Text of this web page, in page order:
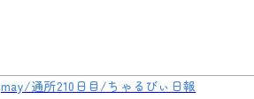
may/通所210日目/ちゃるびぃ日報